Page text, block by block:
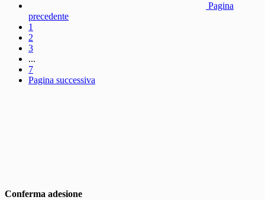
Pagina
precedente
1
2
3
...
7
Pagina successiva
Conferma adesione